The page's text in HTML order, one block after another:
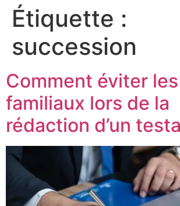
Étiquette :
succession
Comment éviter
familiaux lors de la
rédaction d’un